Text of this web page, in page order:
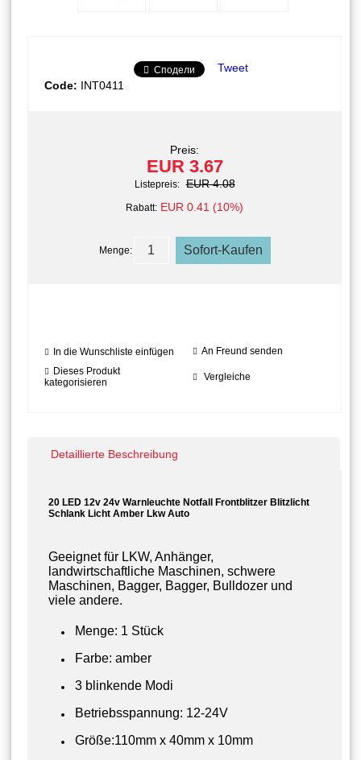
Сподели
Tweet
Code: INT0411
Preis:
EUR 3.67
Listepreis: EUR 4.08
Rabatt: EUR 0.41 (10%)
Menge:
In die Wunschliste einfügen
An Freund senden
Dieses Produkt
kategorisieren
Vergleiche
Detaillierte Beschreibung
20 LED 12v 24v Warnleuchte Notfall Frontblitzer Blitzlicht
Schlank Licht Amber Lkw Auto
Geeignet für LKW, Anhänger,
landwirtschaftliche Maschinen, schwere
Maschinen, Bagger, Bagger, Bulldozer und
viele andere.
Menge: 1 Stück
Farbe: amber
3 blinkende Modi
Betriebsspannung: 12-24V
Größe:110mm x 40mm x 10mm